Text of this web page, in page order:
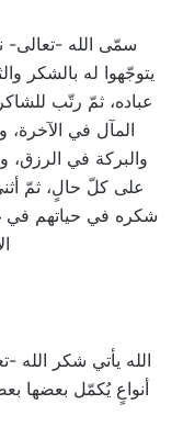
سمّى الله -تعالى-
يتوجّهوا له بالشكر
عباده، ثمّ رتّب
المآل في الآخرة،
والبركة في الرزق،
على كلّ حالٍ، ثمّ
شكره في حياتهم في
الله يأتي شكر الله
أنواعٍ يُكمّل بعضها